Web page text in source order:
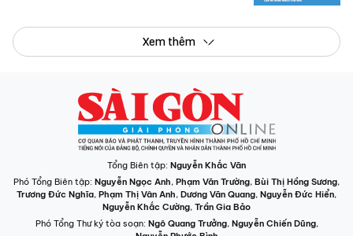
Xem thêm
Tổng Biên tập: Nguyễn Khắc Văn
Phó Tổng Biên tập: Nguyễn Ngọc Anh, Phạm Văn Trường, Bùi Thị Hồng Sương,
Trương Đức Nghĩa, Phạm Thị Vân Anh, Dương Văn Quang, Nguyễn Đức Hiển,
Nguyễn Khắc Cường, Trần Gia Bảo
Phó Tổng Thư ký tòa soạn: Ngô Quang Trưởng, Nguyễn Chiến Dũng,